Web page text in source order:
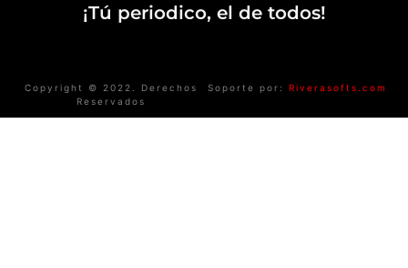
¡Tú periodico, el de todos!
Copyright © 2022. Derechos
Reservados
Soporte por: Riverasofts.com